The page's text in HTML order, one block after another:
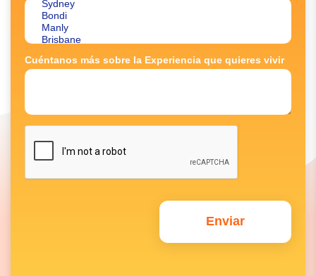
Cuéntanos más sobre la Experiencia que quieres vivir